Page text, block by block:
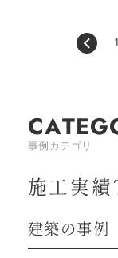
事例カテゴリ
施工実
建築の事例